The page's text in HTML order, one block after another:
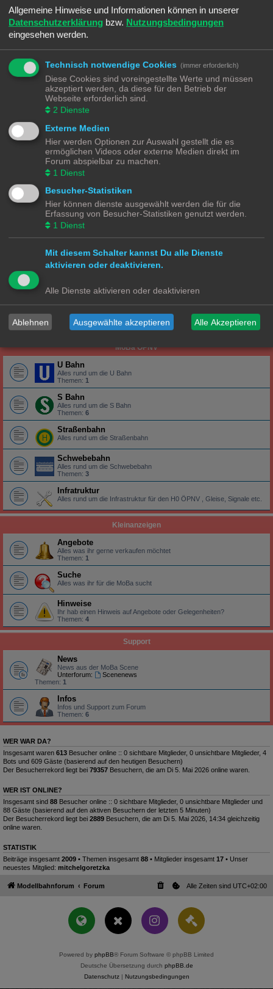
Industrie|Gewerbe
Alles was zur Eisenbahn und Industrie|Gewerbe gehört
Alles rund um die Lokomotive
Themen:
Wagons
Alles rund um die Wagons
Gleise
Alles rund um das Gleis
TT Ecke
Lokomotiven | Züge
Alles rund um die Lokomotive
Wagons
Alles rund um die Wagons
Gleise
Alles rund um das Gleis
Lokomotiven | Züge
Alles rund um die Lokomotive
Wagons
Gleise
Alles rund um das Gleis
MoBa ÖPNV
U Bahn
Alles rund um die U Bahn
Themen: 1
S Bahn
Alles rund um die S Bahn
Themen: 6
Straßenbahn
Alles rund um die Straßenbahn
Schwebebahn
Alles rund um die Schwebebahn
Themen: 3
Infratruktur
Alles rund um die Infrastruktur für den H0 ÖPNV , Gleise, Signale etc.
Kleinanzeigen
Angebote
Alles was ihr gerne verkaufen möchtet
Themen: 1
Suche
Alles was ihr für die MoBa sucht
Hinweise
Ihr hab einen Hinweis auf Angebote oder Gelegenheiten?
Themen: 4
Support
News
News aus der MoBa Scene
Unterforum:
Scenenews
Themen: 1
Infos
Infos und Support zum Forum
Themen: 6
WER WAR DA?
Insgesamt waren 613 Besucher online :: 0 sichtbare Mitglieder, 0 unsichtbare Mitglieder, 4
Bots und 609 Gäste (basierend auf den heutigen Besuchern)
Der Besucherrekord liegt bei 79357 Besuchern, die am Di 5. Mai 2026 online waren.
WER IST ONLINE?
Insgesamt sind 88 Besucher online :: 0 sichtbare Mitglieder, 0 unsichtbare Mitglieder und
88 Gäste (basierend auf den aktiven Besuchern der letzten 5 Minuten)
Der Besucherrekord liegt bei 2889 Besuchern, die am Di 5. Mai 2026, 14:34 gleichzeitig
online waren.
STATISTIK
Beiträge insgesamt 2009 • Themen insgesamt 88 • Mitglieder insgesamt 17 • Unser
neuestes Mitglied: mitchelgoretzka
Modellbahnforum Forum Alle Zeiten sind UTC+02:00
Powered by phpBB® Forum Software © phpBB Limited
Deutsche Übersetzung durch phpBB.de
Datenschutz| Nutzungsbedingungen
Allgemeine Hinweise und Informationen können in unserer
Datenschutzerklärung bzw. Nutzungsbedingungen
eingesehen werden.
Technisch notwendige Cookies (immer erforderlich)
Diese Cookies sind voreingestellte Werte und müssen
akzeptiert werden, da diese für den Betrieb der
Webseite erforderlich sind.
2 Dienste
Externe Medien
Hier werden Optionen zur Auswahl gestellt die es
ermöglichen Videos oder externe Medien direkt im
Forum abspielbar zu machen.
1 Dienst
Besucher-Statistiken
Hier können dienste ausgewählt werden die für die
Erfassung von Besucher-Statistiken genutzt werden.
1 Dienst
Mit diesem Schalter kannst Du alle Dienste
aktivieren oder deaktivieren.
Alle Dienste aktivieren oder deaktivieren
Ablehnen Ausgewählte akzeptieren Alle Akzeptieren